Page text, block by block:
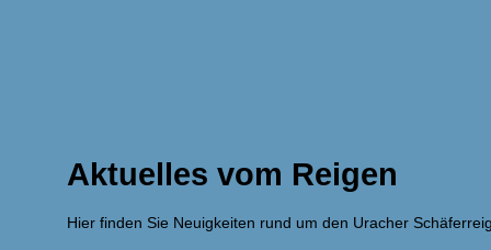
Aktuelles vom Reigen
Hier finden Sie Neuigkeiten rund um den Uracher